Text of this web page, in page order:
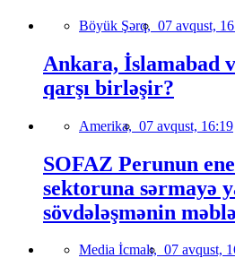
Böyük Şərq, 07 avqust,
Ankara, İslamabad
qarşı birləşir?
Amerika, 07 avqust, 16:19
SOFAZ Perunun
sektoruna sərmayə
sövdələşmənin
Media İcmalı, 07 avqust,